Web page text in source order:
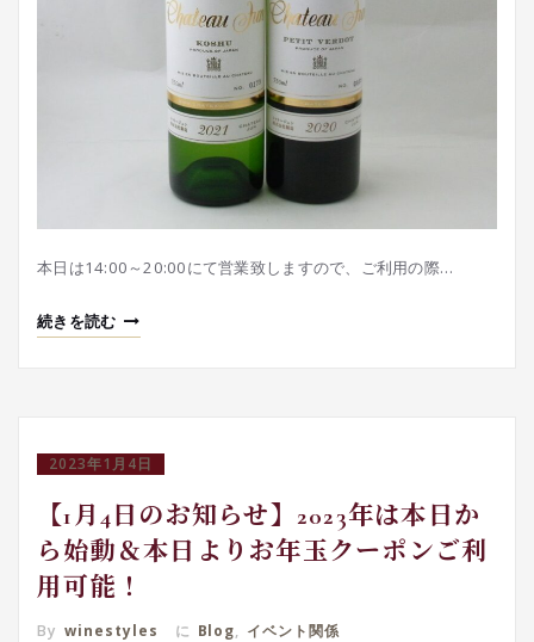
本日は14:00～20:00にて営業致しますので、ご利用の際…
続きを読む
2023年1月4日
【1月4日のお知らせ】2023年は本日か
ら始動＆本日よりお年玉クーポンご利
用可能！
By winestyles に Blog, イベント関係